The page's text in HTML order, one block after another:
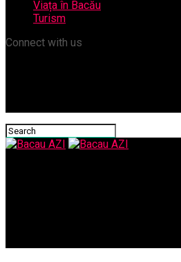
Viața în Bacău
Turism
Connect with us